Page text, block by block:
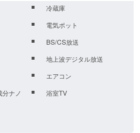
冷蔵庫
電気ポット
BS/CS放送
地上波デジタル放送
エアコン
分ナノ
浴室TV